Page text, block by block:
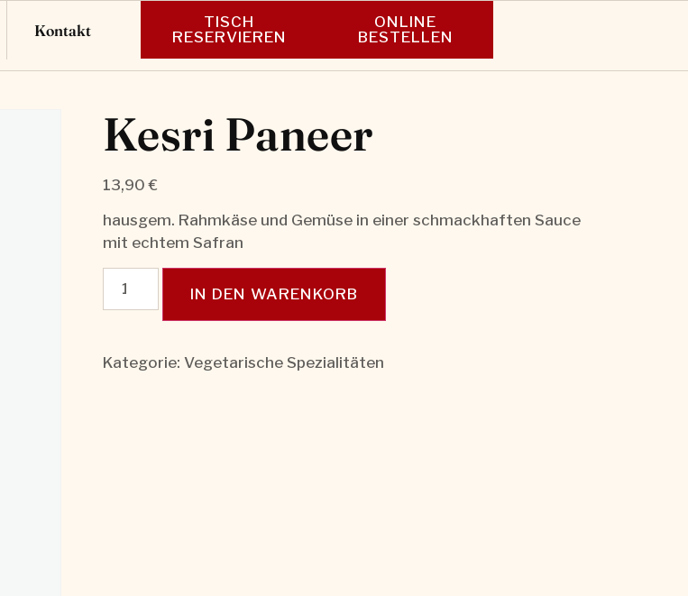
Kontakt
TISCH
RESERVIEREN
ONLINE
BESTELLEN
Kesri Paneer
13,90€
hausgem. Rahmkäse und Gemüse in einer schmackhaften Sauce
mit echtem Safran
IN DEN WARENKORB
Kategorie: Vegetarische Spezialitäten